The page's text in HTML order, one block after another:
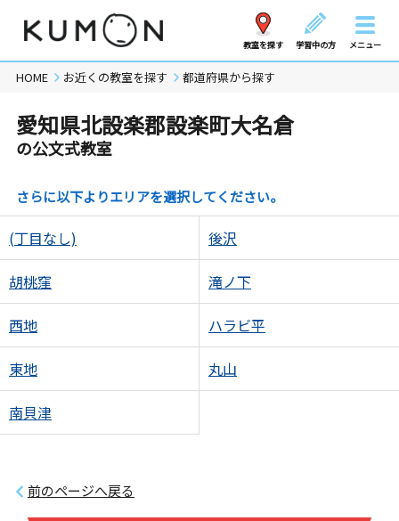
教室を探す 学習中の方 メニュー
HOME お近くの教室を探す 都道府県から探す
愛知県北設楽郡設楽町大名倉
の公文式教室
さらに以下よりエリアを選択してください。
(丁目なし) 後沢
胡桃窪 滝ノ下
西地 ハラビ平
東地 丸山
南貝津
前のページへ戻る